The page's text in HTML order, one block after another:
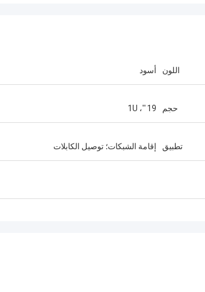
اللون أسود
حجم 19 ''، 1U
تطبيق إقامة الشبكات؛ توصيل الكابلات